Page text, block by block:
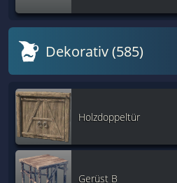
Dekorativ (585)
Holzdoppeltür
Gerüst B